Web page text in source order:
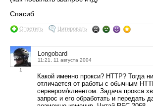
Спасиб
Ответить Цитировать
1
Longobard
11:21, 11 августа 2004
Какой именно прокси? HTTP? Тогда
отличается от работы с обычным
сервером/клиентом. Задача прокса
запрос и его обработать и передать